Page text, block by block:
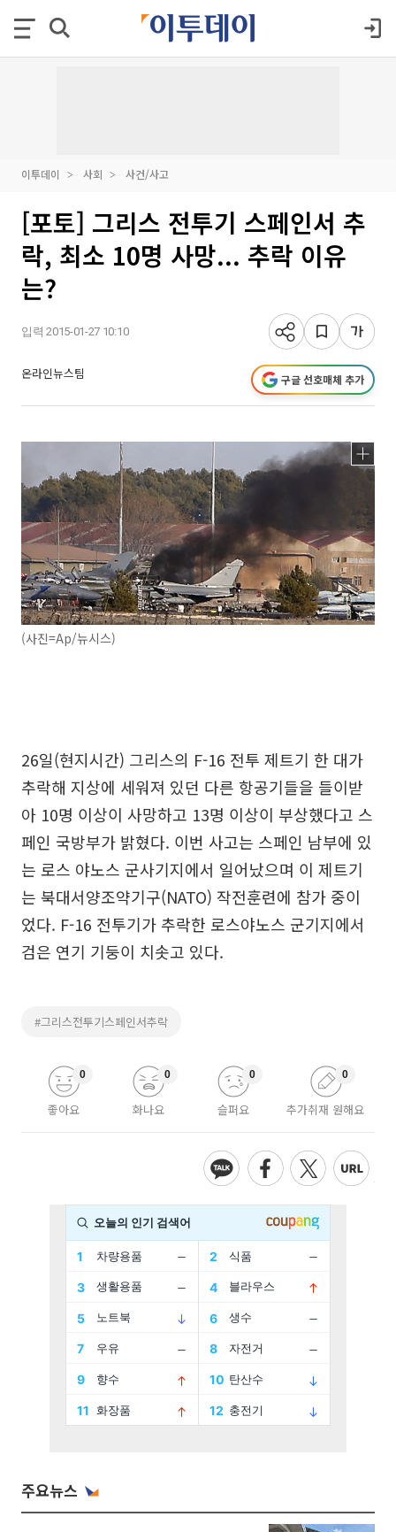
이투데이 사회 사건/사고
[포토] 그리스 전투기 스페인서 추
락, 최소 10명 사망... 추락 이유
는?
입력 2015-01-27 10:10
온라인뉴스팀 구글 선호매체 추가
(사진=Ap/뉴시스)
26일(현지시간) 그리스의 F-16 전투 제트기 한 대가
추락해 지상에 세워져 있던 다른 항공기들을 들이받
아 10명 이상이 사망하고 13명 이상이 부상했다고 스
페인 국방부가 밝혔다. 이번 사고는 스페인 남부에 있
는 로스 야노스 군사기지에서 일어났으며 이 제트기
는 북대서양조약기구(NATO) 작전훈련에 참가 중이
었다. F-16 전투기가 추락한 로스야노스 군기지에서
검은 연기 기둥이 치솟고 있다.
#그리스전투기스페인서추락
좋아요
0
화나요
0
슬퍼요
0
추가취재 원해요
0
주요뉴스